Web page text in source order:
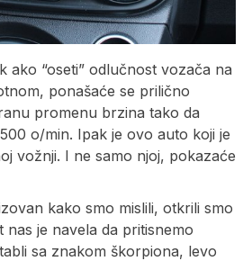
ako “oseti” odlučnost vozača na
ponašaće se prilično
promenu brzina tako da
o/min. Ipak je ovo auto koji je
vožnji. I ne samo njoj, pokazaće
kako smo mislili, otkrili smo
je navela da pritisnemo
sa znakom škorpiona, levo